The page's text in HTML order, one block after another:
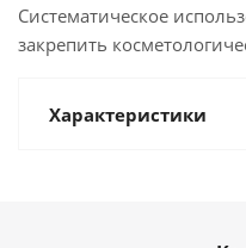
Систематическое
закрепить
Характеристики